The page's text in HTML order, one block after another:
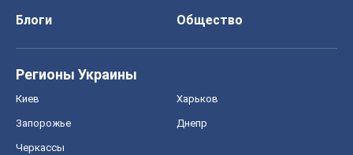
Блоги
Общество
Регионы Украины
Киев Харьков
Запорожье Днепр
Черкассы